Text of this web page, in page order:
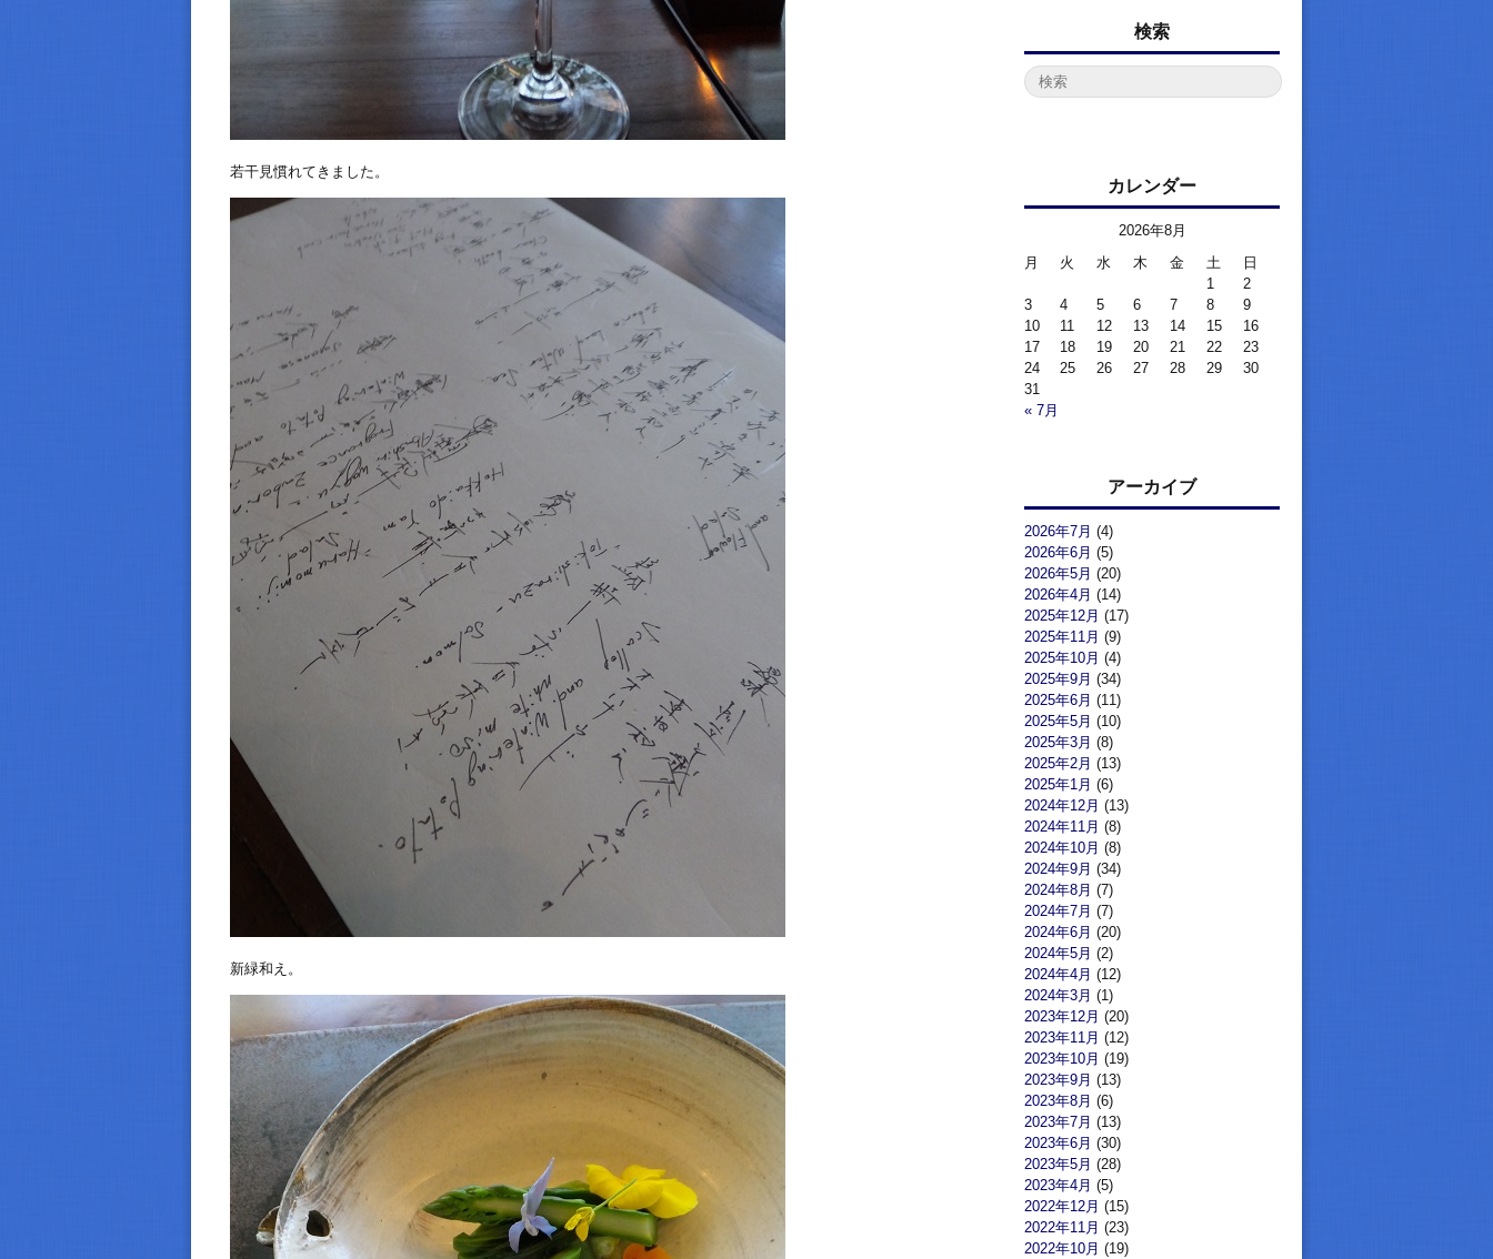
若干見慣れてきました。
新緑和え。
検索
カレンダー
2026年8月
月
火 水 木 金 土 日
« 7月
1
2
3
4 5 6 7 8
9
10
11 12 13 14 15
16
17
18 19 20 21 22
23
24
25 26 27 28 29
30
31
アーカイブ
2026年7月 (4)
2026年6月 (5)
2026年5月 (20)
2026年4月 (14)
2025年12月 (17)
2025年11月 (9)
2025年10月 (4)
2025年9月 (34)
2025年6月 (11)
2025年5月 (10)
2025年3月 (8)
2025年2月 (13)
2025年1月 (6)
2024年12月 (13)
2024年11月 (8)
2024年10月 (8)
2024年9月 (34)
2024年8月 (7)
2024年7月 (7)
2024年6月 (20)
2024年5月 (2)
2024年4月 (12)
2024年3月 (1)
2023年12月 (20)
2023年11月 (12)
2023年10月 (19)
2023年9月 (13)
2023年8月 (6)
2023年7月 (13)
2023年6月 (30)
2023年5月 (28)
2023年4月 (5)
2022年12月 (15)
2022年11月 (23)
2022年10月 (19)